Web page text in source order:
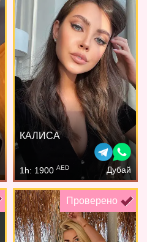
КАЛИСА
1h: 1900 AED Дубай
Проверено